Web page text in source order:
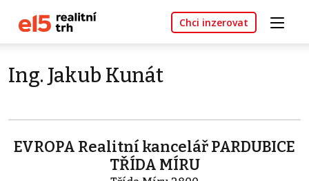
Chci inzerovat
Ing. Jakub Kunát
EVROPA Realitní kancelář PARDUBICE
TŘÍDA MÍRU